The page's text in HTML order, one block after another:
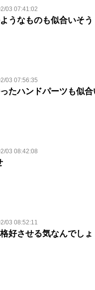
03 07:41:02
うなものも似合いそう
03 07:56:35
たハンドパーツも似合
03 08:42:08
03 08:52:11
好させる気なんでしょ